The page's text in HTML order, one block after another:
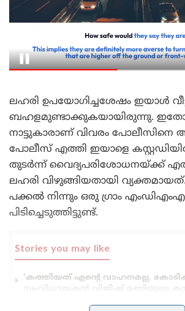
ലഹരി ഉപയോഗിച്ചശേഷം ഇയാൾ
ബഹളമുണ്ടാക്കുകയായിരുന്നു.
നാട്ടുകാരാണ് വിവരം പോലീസിനെ
പോലീസ് എത്തി ഇയാളെ
തുടർന്ന് വൈദ്യപരിശോധനയ്ക്ക്
ലഹരി വിഴുങ്ങിയതായി
പക്കൽ നിന്നും ഒരു ഗ്രാം എംഡിഎംഎ
പിടിച്ചെടുത്തിട്ടുണ്ട്.
Stories you may like
‘കത്തിയത് എന്റെ വാഹനമല്ല,
സംവിധായകൻ വിജീഷ് മണിയുടെ